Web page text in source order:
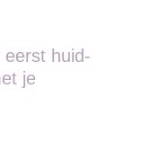
huid-
je